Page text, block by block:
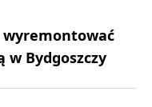
wyremontować
w Bydgoszczy